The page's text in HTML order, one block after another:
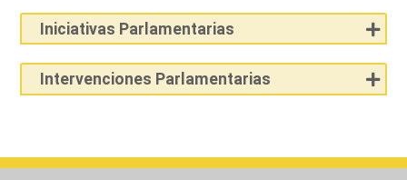
Iniciativas Parlamentarias
Intervenciones Parlamentarias